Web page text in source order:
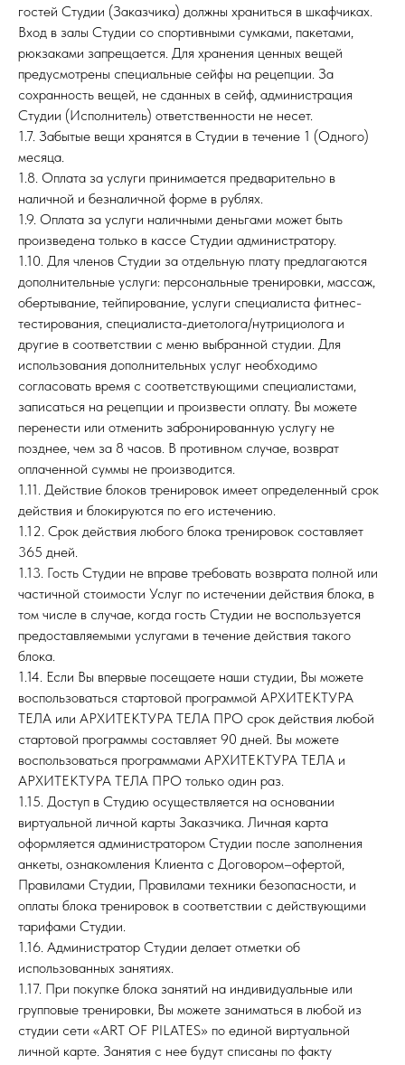
гостей Студии (Заказчика) должны храниться в шкафчиках.
Вход в залы Студии со спортивными сумками, пакетами,
рюкзаками запрещается. Для хранения ценных вещей
предусмотрены специальные сейфы на рецепции. За
сохранность вещей, не сданных в сейф, администрация
Студии (Исполнитель) ответственности не несет.
1.7. Забытые вещи хранятся в Студии в течение 1 (Одного)
месяца.
1.8. Оплата за услуги принимается предварительно в
наличной и безналичной форме в рублях.
1.9. Оплата за услуги наличными деньгами может быть
произведена только в кассе Студии администратору.
1.10. Для членов Студии за отдельную плату предлагаются
дополнительные услуги: персональные тренировки, массаж,
обертывание, тейпирование, услуги специалиста фитнес-
тестирования, специалиста-диетолога/нутрициолога и
другие в соответствии с меню выбранной студии. Для
использования дополнительных услуг необходимо
согласовать время с соответствующими специалистами,
записаться на рецепции и произвести оплату. Вы можете
перенести или отменить забронированную услугу не
позднее, чем за 8 часов. В противном случае, возврат
оплаченной суммы не производится.
1.11. Действие блоков тренировок имеет определенный срок
действия и блокируются по его истечению.
1.12. Срок действия любого блока тренировок составляет
365 дней.
1.13. Гость Студии не вправе требовать возврата полной или
частичной стоимости Услуг по истечении действия блока, в
том числе в случае, когда гость Студии не воспользуется
предоставляемыми услугами в течение действия такого
блока.
1.14. Если Вы впервые посещаете наши студии, Вы можете
воспользоваться стартовой программой АРХИТЕКТУРА
ТЕЛА или АРХИТЕКТУРА ТЕЛА ПРО срок действия любой
стартовой программы составляет 90 дней. Вы можете
воспользоваться программами АРХИТЕКТУРА ТЕЛА и
АРХИТЕКТУРА ТЕЛА ПРО только один раз.
1.15. Доступ в Студию осуществляется на основании
виртуальной личной карты Заказчика. Личная карта
оформляется администратором Студии после заполнения
анкеты, ознакомления Клиента с Договором–офертой,
Правилами Студии, Правилами техники безопасности, и
оплаты блока тренировок в соответствии с действующими
тарифами Студии.
1.16. Администратор Студии делает отметки об
использованных занятиях.
1.17. При покупке блока занятий на индивидуальные или
групповые тренировки, Вы можете заниматься в любой из
студии сети «ART OF PILATES» по единой виртуальной
личной карте. Занятия с нее будут списаны по факту